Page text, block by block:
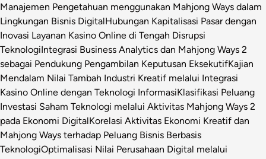
Manajemen Pengetahuan menggunakan Mahjong Ways dalam
Lingkungan Bisnis DigitalHubungan Kapitalisasi Pasar dengan
Inovasi Layanan Kasino Online di Tengah Disrupsi
TeknologiIntegrasi Business Analytics dan Mahjong Ways 2
sebagai Pendukung Pengambilan Keputusan EksekutifKajian
Mendalam Nilai Tambah Industri Kreatif melalui Integrasi
Kasino Online dengan Teknologi InformasiKlasifikasi Peluang
Investasi Saham Teknologi melalui Aktivitas Mahjong Ways 2
pada Ekonomi DigitalKorelasi Aktivitas Ekonomi Kreatif dan
Mahjong Ways terhadap Peluang Bisnis Berbasis
TeknologiOptimalisasi Nilai Perusahaan Digital melalui